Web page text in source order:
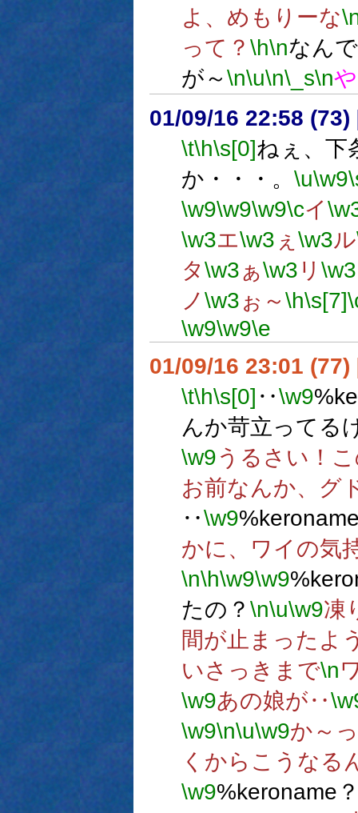
よ、めもりーな
って？ \h\nなん
が～\n\u\n\_s\n
01/09/16 22:58 (73)
\t\h\s[0]ねぇ、下
か・・・。 \u\w9
\w9\w9\w9\cイ
\w3エ\w3 ぇ \w3ル
タ\w3ぁ\w3 リ \w3
ノ\w3 ぉ～\h\s[7]
\w9\w9\e
01/09/16 23:01 (77)
\t\h\s[0] ‥\w9
んか苛立ってる
\w9うるさい！
お前なんか、グ
‥\w9
かに、ワイの気
\n\h\w9\w9
たの？ \n\u\w9凍
間が止まったよ
いさっきまで\n
\w9あの娘が‥
\w9\n\u\w9か～
くからこうなる
\w9%keroname